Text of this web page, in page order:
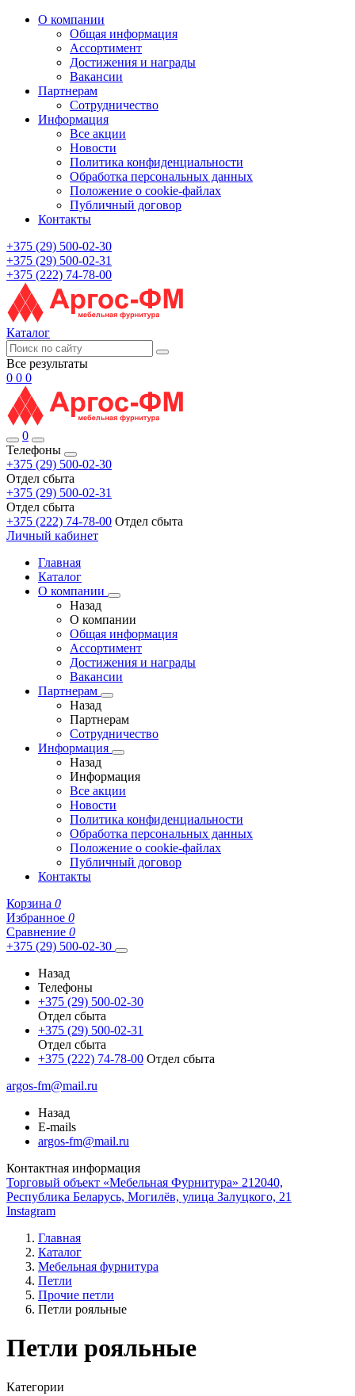
О компании
Общая информация
Ассортимент
Достижения и награды
Вакансии
Партнерам
Сотрудничество
Информация
Все акции
Новости
Политика конфиденциальности
Обработка персональных данных
Положение о cookie-файлах
Публичный договор
Контакты
+375 (29) 500-02-30
+375 (29) 500-02-31
+375 (222) 74-78-00
Каталог
Все результаты
0 0 0
0
Телефоны
+375 (29) 500-02-30
Отдел сбыта
+375 (29) 500-02-31
Отдел сбыта
+375 (222) 74-78-00 Отдел сбыта
Личный кабинет
Главная
Каталог
О компании
Назад
О компании
Общая информация
Ассортимент
Достижения и награды
Вакансии
Партнерам
Назад
Партнерам
Сотрудничество
Информация
Назад
Информация
Все акции
Новости
Политика конфиденциальности
Обработка персональных данных
Положение о cookie-файлах
Публичный договор
Контакты
Корзина 0
Избранное 0
Сравнение 0
+375 (29) 500-02-30
Назад
Телефоны
+375 (29) 500-02-30
Отдел сбыта
+375 (29) 500-02-31
Отдел сбыта
+375 (222) 74-78-00 Отдел сбыта
argos-fm@mail.ru
Назад
E-mails
argos-fm@mail.ru
Контактная информация
Торговый объект «Мебельная Фурнитура» 212040,
Республика Беларусь, Могилёв, улица Залуцкого, 21
Instagram
Главная
Каталог
Мебельная фурнитура
Петли
Прочие петли
Петли рояльные
Петли рояльные
Категории